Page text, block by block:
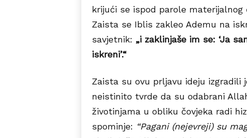
krijući se ispod parole
Zaista se Iblis zakleo Ademu na
savjetnik: „i zaklinjaše im se: ‘Ja
iskreni’.“
Zaista su ovu prljavu ideju izgradili
neistinito tvrde da su odabrani
životinjama u obliku čovjeka radi
spominje: “Pagani (nejevreji) su